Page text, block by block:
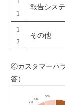
1
報告シス
1
2
その他
④カスタマーハ
答）